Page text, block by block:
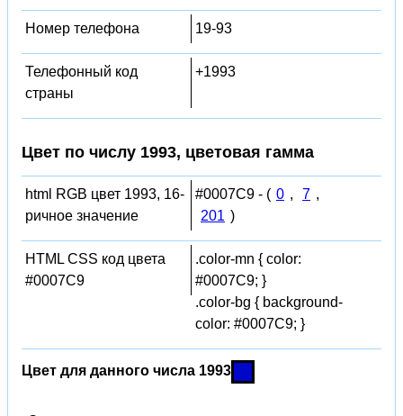
Номер телефона 19-93
Телефонный код
страны
+1993
Цвет по числу 1993, цветовая гамма
html RGB цвет 1993, 16-
ричное значение
#0007C9 - ( 0 , 7 ,
201 )
HTML CSS код цвета
#0007C9
.color-mn { color:
#0007C9; }
.color-bg { background-
color: #0007C9; }
Цвет для данного числа 1993